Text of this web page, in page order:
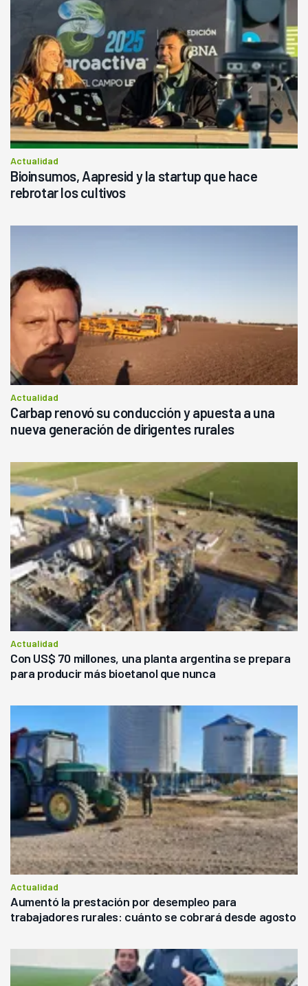
Actualidad
Bioinsumos, Aapresid y la startup que hace
rebrotar los cultivos
Actualidad
Carbap renovó su conducción y apuesta a una
nueva generación de dirigentes rurales
Actualidad
Con US$ 70 millones, una planta argentina se prepara
para producir más bioetanol que nunca
Actualidad
Aumentó la prestación por desempleo para
trabajadores rurales: cuánto se cobrará desde agosto